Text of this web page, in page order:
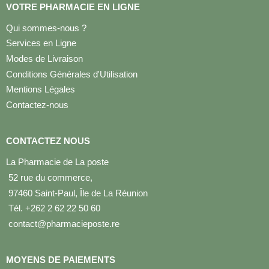
VOTRE PHARMACIE EN LIGNE
Qui sommes-nous ?
Services en Ligne
Modes de Livraison
Conditions Générales d'Utilisation
Mentions Légales
Contactez-nous
CONTACTEZ NOUS
La Pharmacie de La poste
52 rue du commerce,
97460 Saint-Paul, Île de La Réunion
Tél. +262 2 62 22 50 60
contact@pharmacieposte.re
MOYENS DE PAIEMENTS